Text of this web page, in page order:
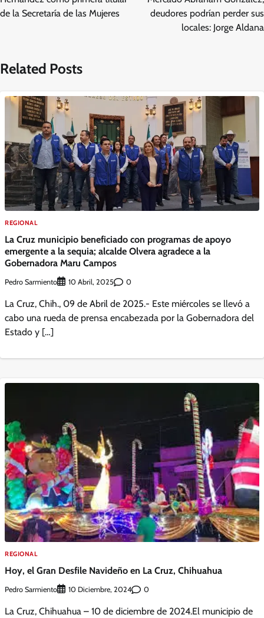
de la Secretaría de las Mujeres
deudores podrían perder sus
locales: Jorge Aldana
Related Posts
REGIONAL
La Cruz municipio beneficiado con programas de apoyo
emergente a la sequia; alcalde Olvera agradece a la
Gobernadora Maru Campos
Pedro Sarmiento 10 Abril, 2025 0
La Cruz, Chih., 09 de Abril de 2025.- Este miércoles se llevó a
cabo una rueda de prensa encabezada por la Gobernadora del
Estado y […]
REGIONAL
Hoy, el Gran Desfile Navideño en La Cruz, Chihuahua
Pedro Sarmiento 10 Diciembre, 2024 0
La Cruz, Chihuahua – 10 de diciembre de 2024.El municipio de